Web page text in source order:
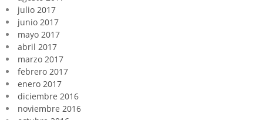
julio 2017
junio 2017
mayo 2017
abril 2017
marzo 2017
febrero 2017
enero 2017
diciembre 2016
noviembre 2016